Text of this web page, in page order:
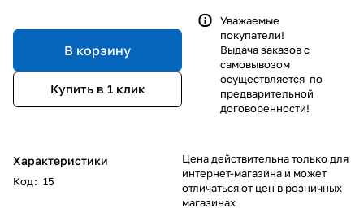
В корзину
Купить в 1 клик
Характеристики
Код: 15
Уважаемые
покупатели!
Выдача заказов с
самовывозом
осуществляется по
предварительной
договоренности!
Цена действительна только для
интернет-магазина и может
отличаться от цен в розничных
магазинах